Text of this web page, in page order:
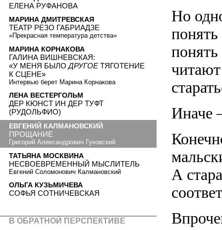
Но
понять
Иначе
А
ЕЛЕНА РУФАНОВА
МАРИНА ДМИТРЕВСКАЯ
ТЕАТР РЕЗО ГАБРИАДЗЕ
«Прекрасная температура детства»
МАРИНА КОРНАКОВА
ГАЛИНА ВИШНЕВСКАЯ:
«У МЕНЯ БЫЛОДРУГОЕ ТЯГОТЕНИЕ
К СЦЕНЕ»
Интервью берет Марина Корнакова
ЛЕНА ВЕСТЕРГОЛЬМ
ДЕР КЮНСТ ИН ДЕР ТУФТ
(РУДОЛЬФИО)
ЕВГЕНИЙ КАЛМАНОВСКИЙ
ПРОЩАНИЕ
Григорий Александрович Гуковский
ТАТЬЯНА МОСКВИНА
НЕСВОЕВРЕМЕННЫЙ МЫСЛИТЕЛЬ
Евгений Соломонович Калмановский
ОЛЬГА КУЗЬМИЧЕВА
СОФЬЯ СОТНИЧЕВСКАЯ
В ОБРАТНОЙ ПЕРСПЕКТИВЕ